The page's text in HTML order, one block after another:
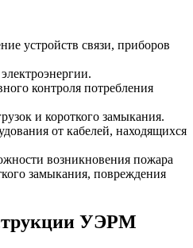
устройств связи, приборов
контроля потребления
и короткого замыкания.
от кабелей, находящихся
возникновения пожара
замыкания, повреждения
УЭРМ